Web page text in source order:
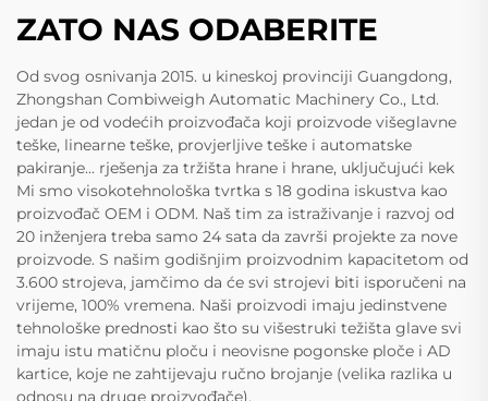
ZATO NAS ODABERITE
Od svog osnivanja 2015. u kineskoj provinciji Guangdong,
Zhongshan Combiweigh Automatic Machinery Co., Ltd.
jedan je od vodećih proizvođača koji proizvode višeglavne
teške, linearne teške, provjerljive teške i automatske
pakiranje... rješenja za tržišta hrane i hrane, uključujući kek
Mi smo visokotehnološka tvrtka s 18 godina iskustva kao
proizvođač OEM i ODM. Naš tim za istraživanje i razvoj od
20 inženjera treba samo 24 sata da završi projekte za nove
proizvode. S našim godišnjim proizvodnim kapacitetom od
3.600 strojeva, jamčimo da će svi strojevi biti isporučeni na
vrijeme, 100% vremena. Naši proizvodi imaju jedinstvene
tehnološke prednosti kao što su višestruki težišta glave svi
imaju istu matičnu ploču i neovisne pogonske ploče i AD
kartice, koje ne zahtijevaju ručno brojanje (velika razlika u
odnosu na druge proizvođače).